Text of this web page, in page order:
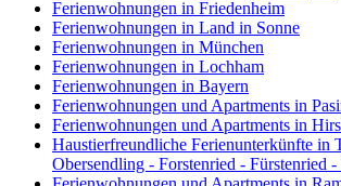
Ferienwohnungen in Friedenheim
Ferienwohnungen in Land in Sonne
Ferienwohnungen in München
Ferienwohnungen in Lochham
Ferienwohnungen in Bayern
Ferienwohnungen und Apartments in
Ferienwohnungen und Apartments in
Haustierfreundliche Ferienunterkünfte in
Obersendling - Forstenried - Fürstenried -